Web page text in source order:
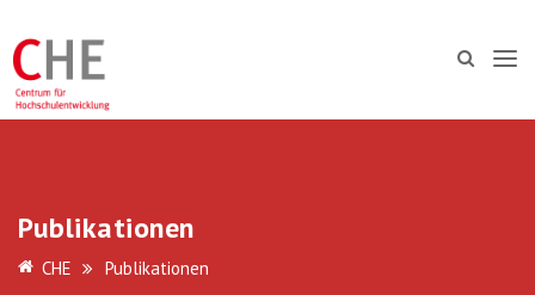
Publikationen
CHE Publikationen